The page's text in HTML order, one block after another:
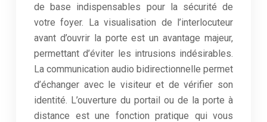
de base indispensables pour la sécurité de
votre foyer. La visualisation de l’interlocuteur
avant d’ouvrir la porte est un avantage majeur,
permettant d’éviter les intrusions indésirables.
La communication audio bidirectionnelle permet
d’échanger avec le visiteur et de vérifier son
identité. L’ouverture du portail ou de la porte à
distance est une fonction pratique qui vous